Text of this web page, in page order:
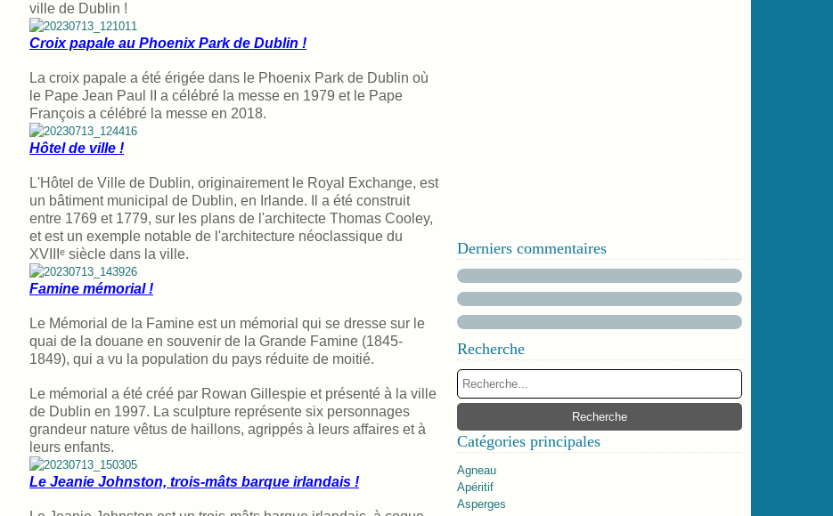
ville de Dublin !
Croix papale au Phoenix Park de Dublin !
La croix papale a été érigée dans le Phoenix Park de Dublin où
le Pape Jean Paul II a célébré la messe en 1979 et le Pape
François a célébré la messe en 2018.
Hôtel de ville !
L'Hôtel de Ville de Dublin, originairement le Royal Exchange, est
un bâtiment municipal de Dublin, en Irlande. Il a été construit
entre 1769 et 1779, sur les plans de l'architecte Thomas Cooley,
et est un exemple notable de l'architecture néoclassique du
XVIIIᵉ siècle dans la ville.
Famine mémorial !
Le Mémorial de la Famine est un mémorial qui se dresse sur le
quai de la douane en souvenir de la Grande Famine (1845-
1849), qui a vu la population du pays réduite de moitié.
Le mémorial a été créé par Rowan Gillespie et présenté à la ville
de Dublin en 1997. La sculpture représente six personnages
grandeur nature vêtus de haillons, agrippés à leurs affaires et à
leurs enfants.
Le Jeanie Johnston, trois-mâts barque irlandais !
Derniers commentaires
Recherche
Catégories principales
Agneau
Apéritif
Asperges